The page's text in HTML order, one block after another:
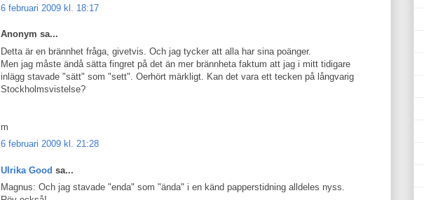
6 februari 2009 kl. 18:17
Anonym sa...
Detta är en brännhet fråga, givetvis. Och jag tycker att alla har sina poänger.
Men jag måste ändå sätta fingret på det än mer brännheta faktum att jag i mitt tidigare
inlägg stavade "sätt" som "sett". Oerhört märkligt. Kan det vara ett tecken på långvarig
Stockholmsvistelse?
m
6 februari 2009 kl. 21:28
Ulrika Good sa...
Magnus: Och jag stavade "enda" som "ända" i en känd papperstidning alldeles nyss.